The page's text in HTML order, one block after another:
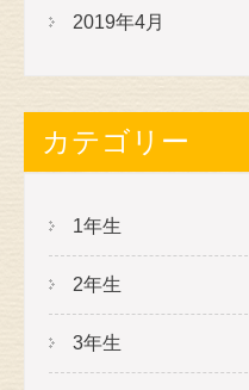
2019年4月
カテゴリー
1年生
2年生
3年生